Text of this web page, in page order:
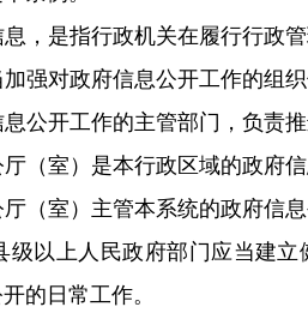
，是指行政机关在履行行政
强对政府信息公开工作的组织
公开工作的主管部门，负责
（室）是本行政区域的政府
（室）主管本系统的政府信息
以上人民政府部门应当建立
的日常工作。